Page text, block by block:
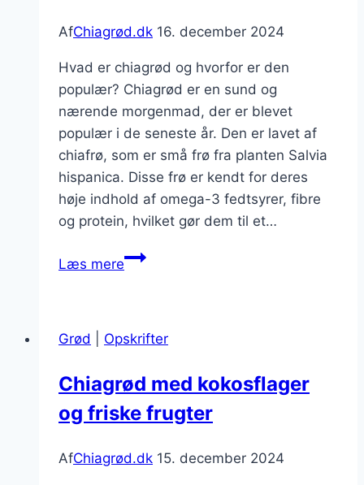
AfChiagrød.dk 16. december 2024
Hvad er chiagrød og hvorfor er den
populær? Chiagrød er en sund og
nærende morgenmad, der er blevet
populær i de seneste år. Den er lavet af
chiafrø, som er små frø fra planten Salvia
hispanica. Disse frø er kendt for deres
høje indhold af omega-3 fedtsyrer, fibre
og protein, hvilket gør dem til et…
Læs mereChiagrød
peanutbutter
Grød Opskrifter
Chiagrød med kokosflager
og friske frugter
AfChiagrød.dk 15. december 2024